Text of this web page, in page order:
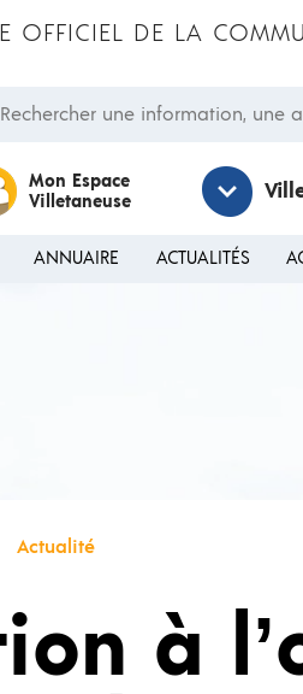
OFFICIEL DE LA
une information, une
Mon Espace
Villetaneuse
ANNUAIRE ACTUALITÉS
Actualité
à